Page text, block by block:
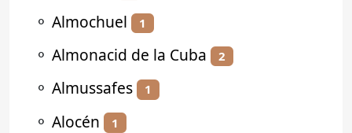
⚬ Almochuel 1
⚬ Almonacid de la Cuba 2
⚬ Almussafes 1
⚬ Alocén 1